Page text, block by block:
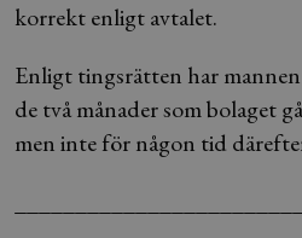
korrekt enligt avtalet.
Enligt tingsrätten har
de två månader som bolaget
men inte för någon tid